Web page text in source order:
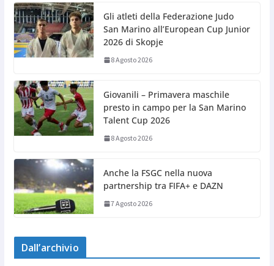
Gli atleti della Federazione Judo
San Marino all’European Cup Junior
2026 di Skopje
8 Agosto 2026
Giovanili – Primavera maschile
presto in campo per la San Marino
Talent Cup 2026
8 Agosto 2026
Anche la FSGC nella nuova
partnership tra FIFA+ e DAZN
7 Agosto 2026
Dall’archivio